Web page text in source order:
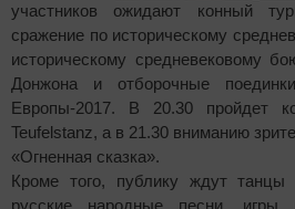
участников ожидают конный
сражение по историческому
историческому средневековому
Донжона и отборочные
Европы-2017. В 20.30 пройдет
Teufelstanz, а в 21.30 вниманию
«Огненная сказка».
Кроме того, публику ждут танцы
русские народные песни,